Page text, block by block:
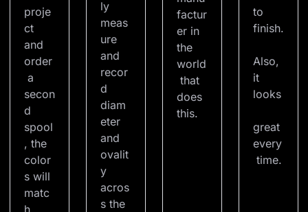
proje
ct
and
order
a
secon
d
spool
, the
color
s will
matc
h
ly
meas
ure
and
recor
d
diam
eter
and
ovalit
y
acros
s the
factur
er in
the
world
that
does
this.
to
finish.
Also,
it
looks
great
every
time.